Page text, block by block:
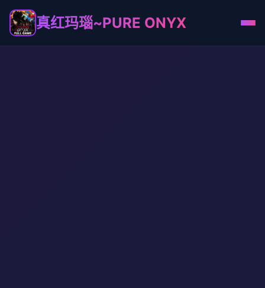
真红玛瑙~PURE ONYX